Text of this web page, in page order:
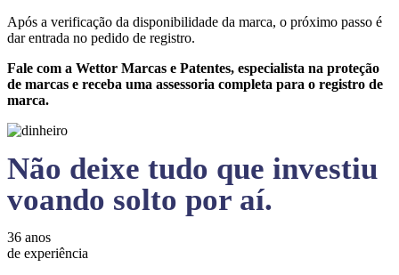
Após a verificação da disponibilidade da marca, o próximo passo é
dar entrada no pedido de registro.
Fale com a Wettor Marcas e Patentes, especialista na proteção
de marcas e receba uma assessoria completa para o registro de
marca.
Não deixe tudo que investiu
voando solto por aí.
36 anos
de experiência